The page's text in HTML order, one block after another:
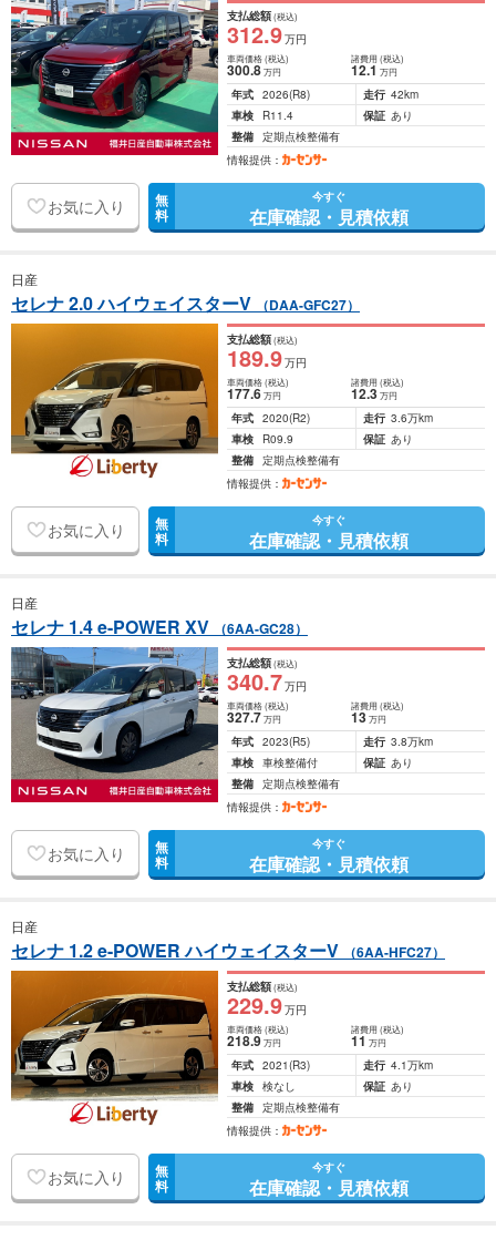
支払総額(税込)
312.9万円
車両価格(税込)
300.8万円
諸費用 (税込)
12.1 万円
年式 2026(R8) 走行 42km
車検
R11.4 保証 あり
整備 定期点検整備有
情報提供：
お気に入り 無
料
今すぐ
在庫確認・見積依頼
日産
セレナ 2.0 ハイウェイスターV （DAA-GFC27）
支払総額(税込)
189.9万円
車両価格(税込)
177.6万円
諸費用 (税込)
12.3 万円
年式 2020(R2) 走行 3.6万km
車検
R09.9 保証 あり
整備 定期点検整備有
情報提供：
お気に入り 無
料
今すぐ
在庫確認・見積依頼
日産
セレナ 1.4 e-POWER XV （6AA-GC28）
支払総額(税込)
340.7万円
車両価格(税込)
327.7万円
諸費用 (税込)
13 万円
年式 2023(R5) 走行 3.8万km
車検 車検整備付 保証 あり
整備 定期点検整備有
情報提供：
お気に入り 無
料
今すぐ
在庫確認・見積依頼
日産
セレナ 1.2 e-POWER ハイウェイスターV （6AA-HFC27）
支払総額(税込)
229.9万円
車両価格(税込)
218.9万円
諸費用 (税込)
11 万円
年式 2021(R3) 走行 4.1万km
車検 検なし 保証 あり
整備 定期点検整備有
情報提供：
お気に入り 無
料
今すぐ
在庫確認・見積依頼